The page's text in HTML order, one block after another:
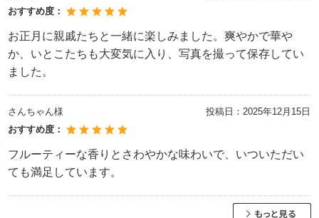
おすすめ度：
お正月に親戚たちと一緒に楽しみました。爽やかで華や
か、いとこたちも大変気に入り、写真を撮って保存してい
ました。
さんちゃん様 投稿日：2025年12月15日
おすすめ度：
フルーティーな香りとさわやかな味わいで、いついただい
ても満足しています。